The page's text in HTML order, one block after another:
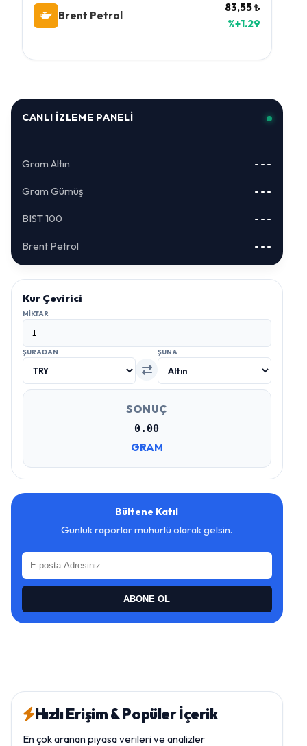
Brent Petrol
83,55 ₺
%+1.29
CANLI İZLEME PANELI
Gram Altın ---
Gram Gümüş ---
BIST 100 ---
Brent Petrol ---
Kur Çevirici
MIKTAR
ŞURADAN ŞUNA
SONUÇ
0.00
GRAM
Bültene Katıl
Günlük raporlar mühürlü olarak gelsin.
ABONE OL
Hızlı Erişim & Popüler İçerik
En çok aranan piyasa verileri ve analizler